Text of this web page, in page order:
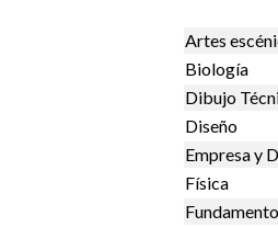
Artes
Biología
Dibujo
Diseño
Empresa y
Física